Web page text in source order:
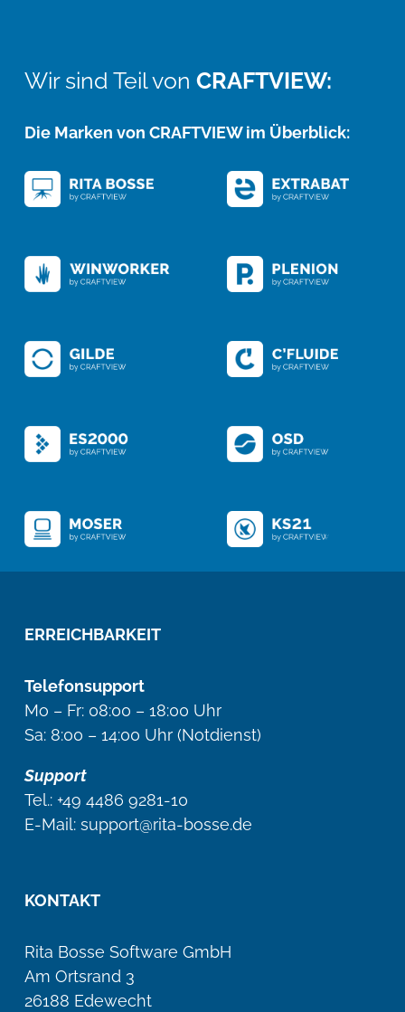
Wir sind Teil von CRAFTVIEW:
Die Marken von CRAFTVIEW im Überblick:
ERREICHBARKEIT
Telefonsupport
Mo – Fr: 08:00 – 18:00 Uhr
Sa: 8:00 – 14:00 Uhr (Notdienst)
Support
Tel.: +49 4486 9281-10
E-Mail: support@rita-bosse.de
KONTAKT
Rita Bosse Software GmbH
Am Ortsrand 3
26188 Edewecht